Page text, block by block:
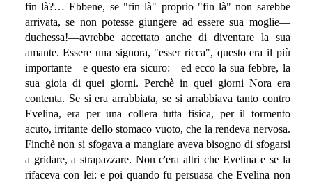
fin là?… Ebbene, se "fin là" proprio "fin là" non sarebbe
arrivata, se non potesse giungere ad essere sua moglie—
duchessa!—avrebbe accettato anche di diventare la sua
amante. Essere una signora, "esser ricca", questo era il più
importante—e questo era sicuro:—ed ecco la sua febbre, la
sua gioia di quei giorni. Perchè in quei giorni Nora era
contenta. Se si era arrabbiata, se si arrabbiava tanto contro
Evelina, era per una collera tutta fisica, per il tormento
acuto, irritante dello stomaco vuoto, che la rendeva nervosa.
Finchè non si sfogava a mangiare aveva bisogno di sfogarsi
a gridare, a strapazzare. Non c'era altri che Evelina e se la
rifaceva con lei: e poi quando fu persuasa che Evelina non